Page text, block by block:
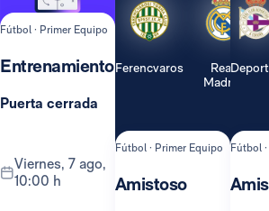
Fútbol · Primer Equipo
Entrenamiento
Puerta cerrada
viernes, 7 ago,
10:00 h
Ferencvaros
Real
Madrid
Fútbol · Primer Equipo
Amistoso
Fútbol